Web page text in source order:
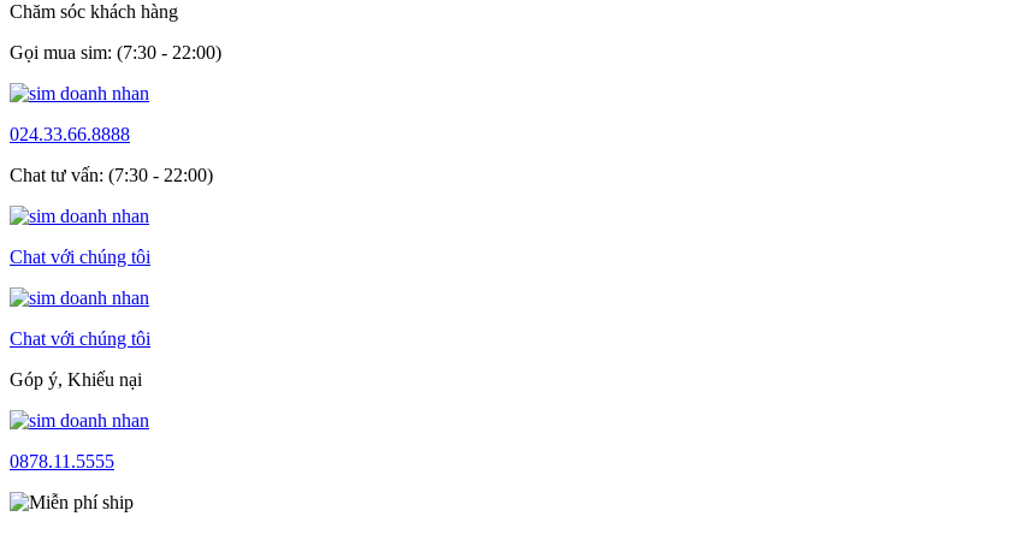
Chăm sóc khách hàng
Gọi mua sim: (7:30 - 22:00)
024.33.66.8888
Chat tư vấn: (7:30 - 22:00)
Chat với chúng tôi
Chat với chúng tôi
Góp ý, Khiếu nại
0878.11.5555